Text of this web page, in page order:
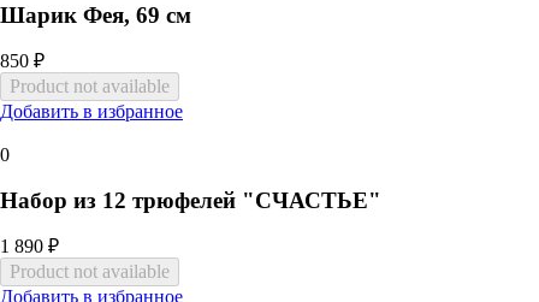
Шарик Фея, 69 см
850 ₽
Добавить в избранное
0
Набор из 12 трюфелей "СЧАСТЬЕ"
1 890 ₽
Добавить в избранное